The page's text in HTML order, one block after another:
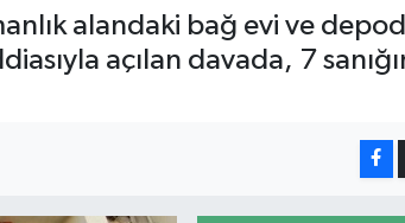
alandaki bağ evi ve
açılan davada, 7